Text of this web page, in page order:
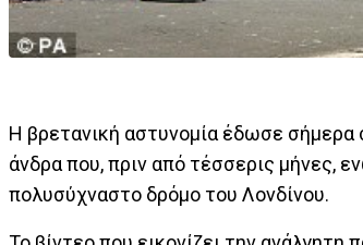
Η βρετανική αστυνομία έδωσε σήμερα
άνδρα που, πριν από τέσσερις μήνες,
πολυσύχναστο δρόμο του Λονδίνου.